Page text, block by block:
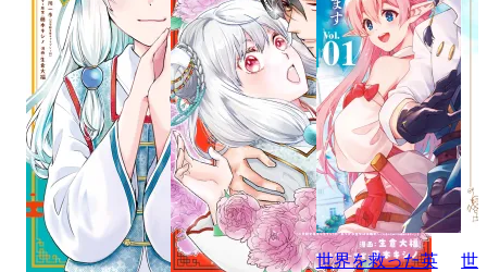
世界を救った英
世